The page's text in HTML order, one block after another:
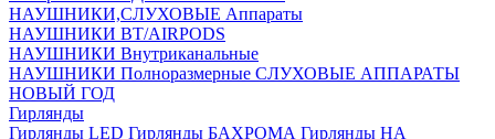
НАУШНИКИ,СЛУХОВЫЕ Аппараты
НАУШНИКИ BT/AIRPODS
НАУШНИКИ Внутриканальные
НАУШНИКИ Полноразмерные СЛУХОВЫЕ АППАРАТЫ
НОВЫЙ ГОД
Гирлянды
Гирлянды LED Гирлянды БАХРОМА Гирлянды НА